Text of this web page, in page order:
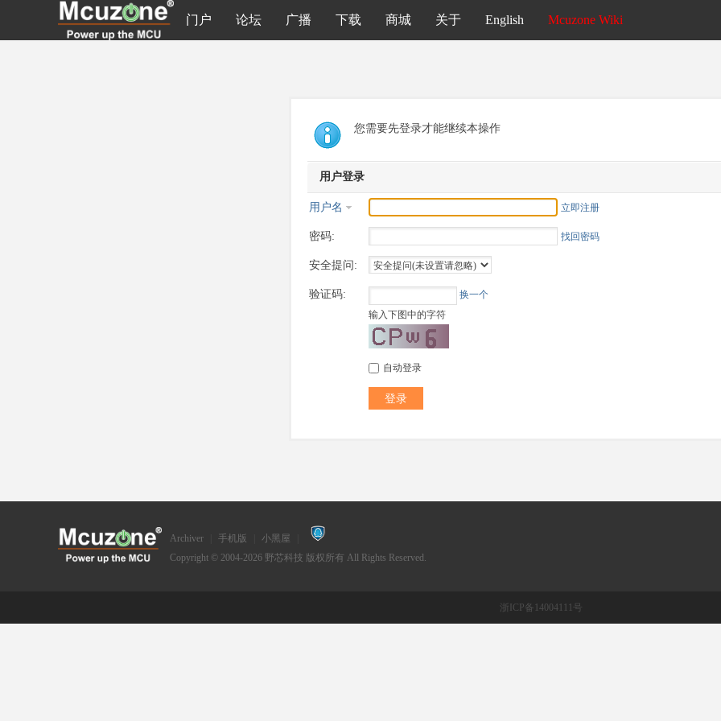
门户 论坛 广播 下载 商城 关于 English Mcuzone Wiki
您需要先登录才能继续本操作
用户登录
用户名 立即注册
密码: 找回密码
安全提问:
验证码:
换一个
输入下图中的字符
自动登录
登录
Archiver 手机版 小黑屋
Copyright © 2004-2026 野芯科技 版权所有 All Rights Reserved.
浙ICP备14004111号